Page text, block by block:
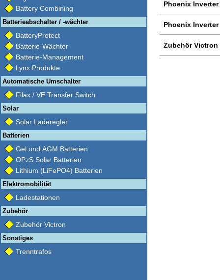
Battery Combining
Batterieabschalter / -wächter
BatteryProtect
Batterie-Wächter
Batterie-Management
Lynx Produkte
Automatische Umschalter
Filax / VE Transfer Switch
Solar
Solar Laderegler
Batterien
Gel und AGM Batterien
OPzS Solar Batterien
Lithium (LiFePO4) Batterien
Elektromobilität
Ladestationen
Zubehör
Zubehör Victron
Sonstiges
Trenntrafos
Phoenix Inverter
Phoenix Inverter
Zubehör Victron